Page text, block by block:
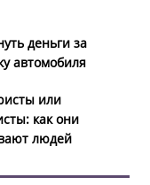
деньги за
автомобиля
или
как они
людей